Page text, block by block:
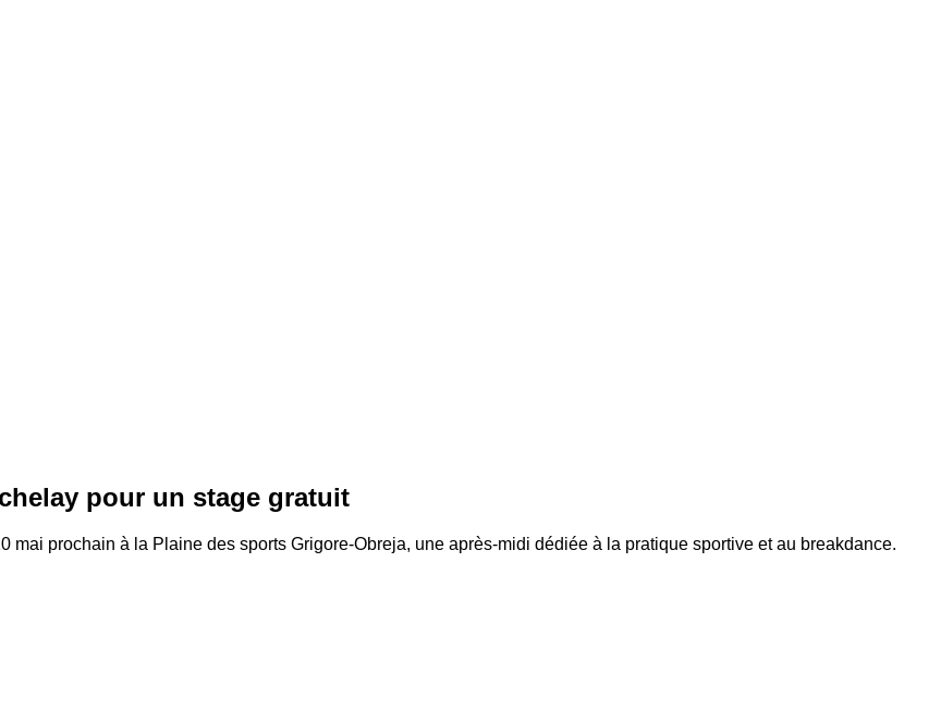
pour un stage gratuit
prochain à la Plaine des sports Grigore-Obreja, une après-midi dédiée à la pratique sportive et au breakdance.